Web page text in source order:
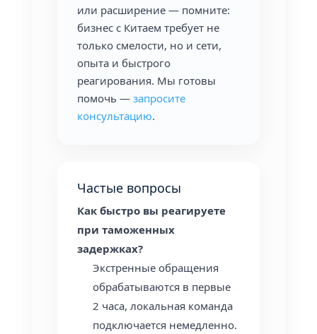
или расширение — помните:
бизнес с Китаем требует не
только смелости, но и сети,
опыта и быстрого
реагирования. Мы готовы
помочь — запросите
консультацию.
Частые вопросы
Как быстро вы реагируете
при таможенных
задержках?
Экстренные обращения
обрабатываются в первые
2 часа, локальная команда
подключается немедленно.